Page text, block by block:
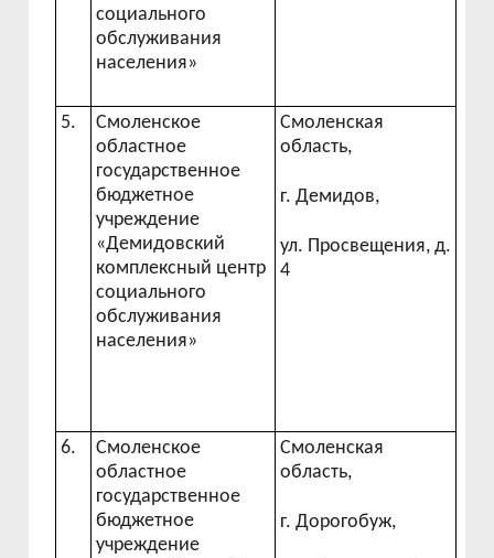
социального
обслуживания
населения»
5.
Смоленское
областное
государственное
бюджетное
учреждение
«Демидовский
комплексный центр
социального
обслуживания
населения»
Смоленская
область,
г. Демидов,
ул. Просвещения, д.
4
6.
Смоленское
областное
государственное
бюджетное
учреждение
Смоленская
область,
г. Дорогобуж,